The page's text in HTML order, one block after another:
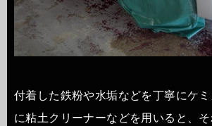
付着した鉄粉や水垢などを丁寧にケ
に粘土クリーナーなどを用いると、